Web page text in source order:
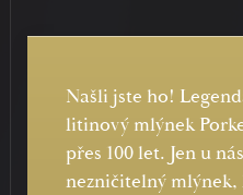
Našli jste ho!
litinový mlýnek
přes 100 let. Jen u
nezničitelný mlýnek,